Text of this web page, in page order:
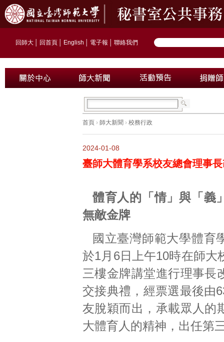
回師大 回首頁 English 電子報 聯絡我們
首頁 › 師大新聞 › 校務行政
2024-01-08
臺師大體育學系校友總會理事
體育人的「情」與「義
無敵金牌
國立臺灣師範大學體育
於1月6日上午10時在師大
三樓金牌講堂進行理事長
交接典禮，經票選最後由
友脫穎而出，承載眾人的
大體育人的精神，出任第